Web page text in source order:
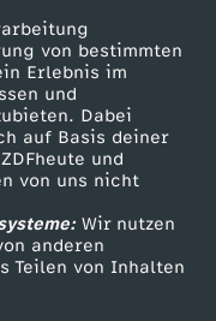
von bestimmten
Erlebnis im
und
Dabei
auf Basis deiner
und
von uns nicht
Wir nutzen
anderen
Teilen von Inhalten